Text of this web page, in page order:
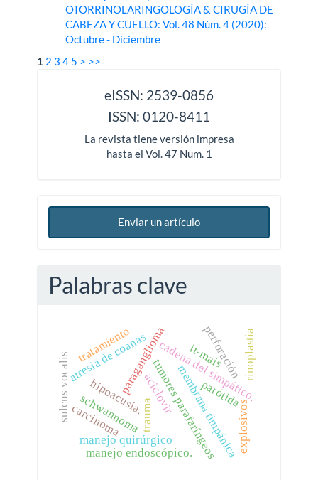
OTORRINOLARINGOLOGÍA & CIRUGÍA DE
CABEZA Y CUELLO: Vol. 48 Núm. 4 (2020):
Octubre - Diciembre
1 2 3 4 5 > >>
eISSN: 2539-0856
ISSN: 0120-8411
La revista tiene versión impresa
hasta el Vol. 47 Num. 1
Enviar un artículo
Palabras clave
schwannoma
paragangliomatumores parafaríngeos
cadena del simpático.
atresia de coanas
manejo quirúrgico
manejo endoscópico.
perforación
membrana timpánica
trauma explosivos
hipoacusia.
sulcus vocalis
tratamiento
aciclovir
carcinoma
parótida
it-mais rinoplastia